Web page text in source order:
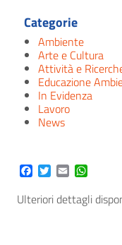
Categorie
Ambiente
Arte e Cultura
Attività e
Educazione
In Evidenza
Lavoro
News
Facebook
Twitter
Email
Ulteriori dettagli